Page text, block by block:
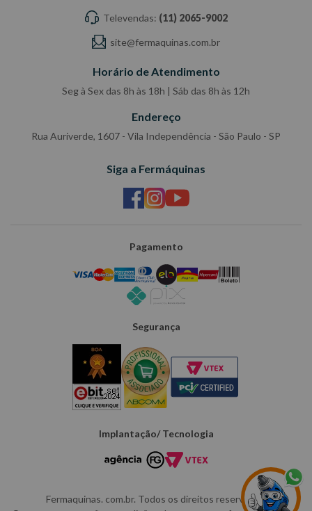
Televendas: (11) 2065-9002
site@fermaquinas.com.br
Horário de Atendimento
Seg à Sex das 8h às 18h | Sáb das 8h às 12h
Endereço
Rua Auriverde, 1607 - Vila Independência - São Paulo - SP
Siga a Fermáquinas
Pagamento
Segurança
Implantação/ Tecnologia
Fermaquinas. com.br. Todos os direitos reservados.